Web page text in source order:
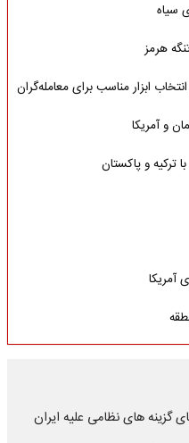
سیاه
هرمز
ابزار مناسب برای معامله‌گران
و آمریکا
ترکیه و پاکستان
آمریکا
گزینه های نظامی علیه ایران